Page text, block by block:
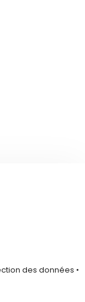
des données •